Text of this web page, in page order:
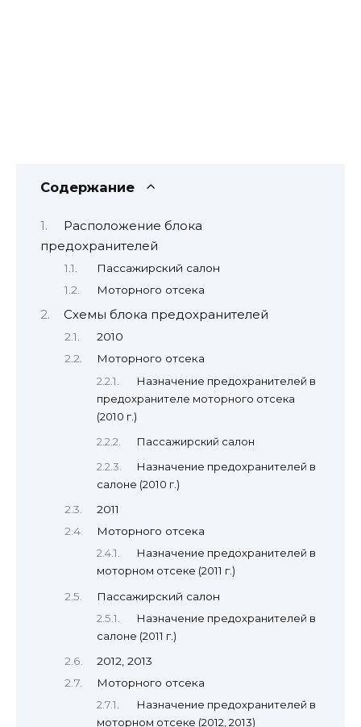
Содержание
Расположение блока
предохранителей
Пассажирский салон
Моторного отсека
Схемы блока предохранителей
2010
Моторного отсека
Назначение предохранителей в
предохранителе моторного отсека
(2010 г.)
Пассажирский салон
Назначение предохранителей в
салоне (2010 г.)
2011
Моторного отсека
Назначение предохранителей в
моторном отсеке (2011 г.)
Пассажирский салон
Назначение предохранителей в
салоне (2011 г.)
2012, 2013
Моторного отсека
Назначение предохранителей в
моторном отсеке (2012, 2013)